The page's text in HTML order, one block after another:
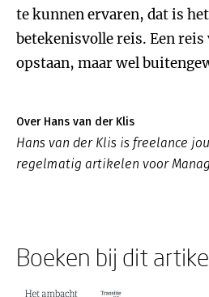
te kunnen ervaren, dat is
betekenisvolle reis. Een reis
opstaan, maar wel
Over Hans van der Klis
Hans van der Klis is freelance
regelmatig artikelen voor
Boeken bij dit